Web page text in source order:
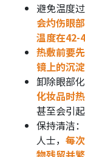
避免温度过
会灼伤眼
温度在42-
热敷前要
镜上的沉
卸除眼部
化妆品时
甚至会引
保持清洁
人士， 每